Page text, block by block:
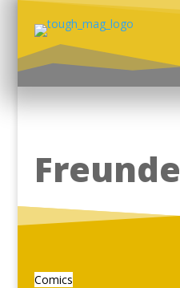
Freunde
Comics